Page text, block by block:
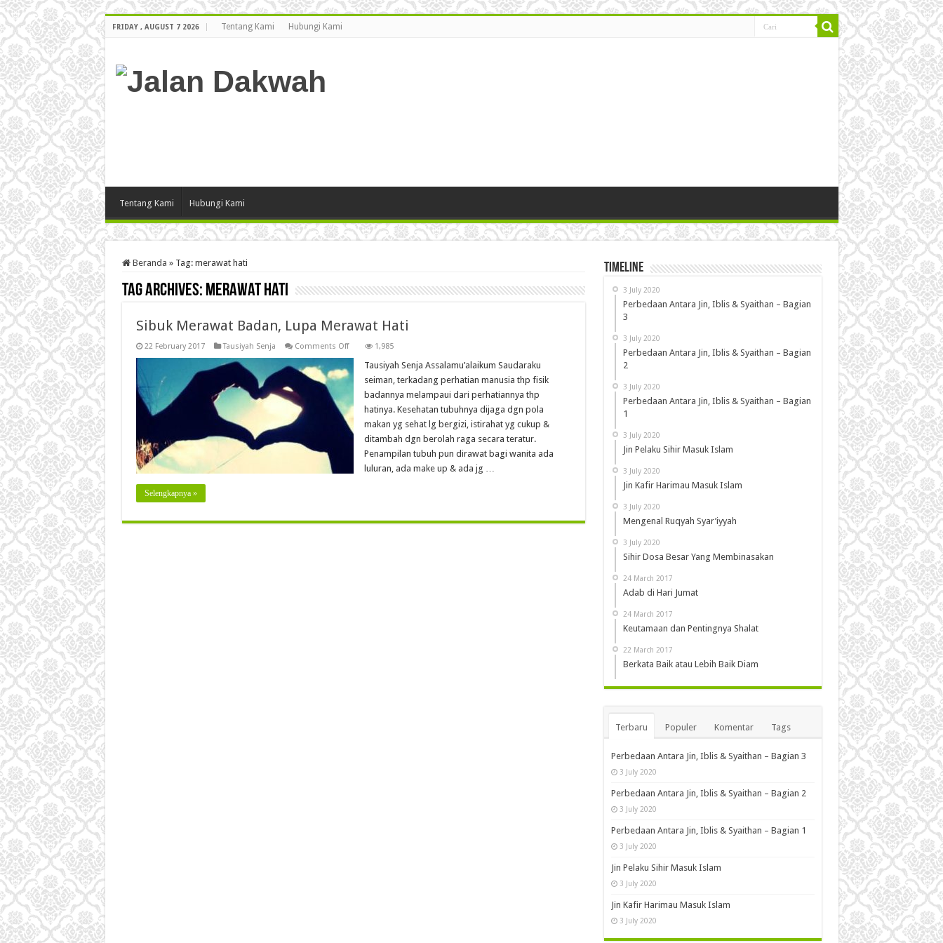
FRIDAY , AUGUST 7 2026 Tentang Kami Hubungi Kami
Tentang Kami Hubungi Kami
Beranda » Tag: merawat hati
Tag Archives: merawat hati
Sibuk Merawat Badan, Lupa Merawat Hati
22 February 2017 Tausiyah Senja Comments Offon
Merawat
Badan,
Lupa
Merawat
1,985
Tausiyah Senja Assalamu’alaikum Saudaraku
seiman, terkadang perhatian manusia thp fisik
badannya melampaui dari perhatiannya thp
hatinya. Kesehatan tubuhnya dijaga dgn pola
makan yg sehat lg bergizi, istirahat yg cukup &
ditambah dgn berolah raga secara teratur.
Penampilan tubuh pun dirawat bagi wanita ada
luluran, ada make up & ada jg …
Selengkapnya »
Timeline
3 July 2020
Perbedaan Antara Jin, Iblis & Syaithan – Bagian
3
3 July 2020
Perbedaan Antara Jin, Iblis & Syaithan – Bagian
2
3 July 2020
Perbedaan Antara Jin, Iblis & Syaithan – Bagian
1
3 July 2020
Jin Pelaku Sihir Masuk Islam
3 July 2020
Jin Kafir Harimau Masuk Islam
3 July 2020
Mengenal Ruqyah Syar’iyyah
3 July 2020
Sihir Dosa Besar Yang Membinasakan
24 March 2017
Adab di Hari Jumat
24 March 2017
Keutamaan dan Pentingnya Shalat
22 March 2017
Berkata Baik atau Lebih Baik Diam
Terbaru Populer Komentar Tags
Perbedaan Antara Jin, Iblis & Syaithan – Bagian 3
3 July 2020
Perbedaan Antara Jin, Iblis & Syaithan – Bagian 2
3 July 2020
Perbedaan Antara Jin, Iblis & Syaithan – Bagian 1
3 July 2020
Jin Pelaku Sihir Masuk Islam
3 July 2020
Jin Kafir Harimau Masuk Islam
3 July 2020